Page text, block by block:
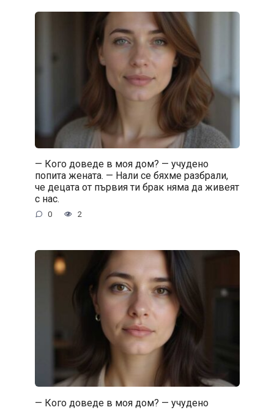
— Кого доведе в моя дом? — учудено
попита жената. — Нали се бяхме разбрали,
че децата от първия ти брак няма да живеят
с нас.
0 2
— Кого доведе в моя дом? — учудено